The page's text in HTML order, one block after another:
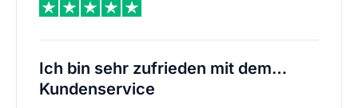
Ich bin sehr zufrieden mit dem…
Kundenservice